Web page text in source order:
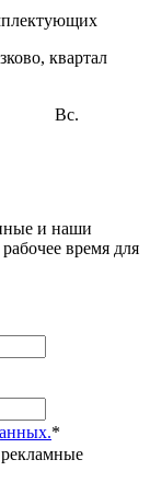
квартал
Вс.
и наши
время для
*